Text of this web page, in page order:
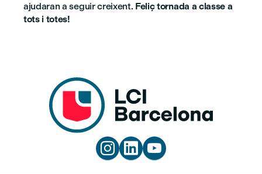
ajudaran a seguir creixent. Feliç tornada a classe a
tots i totes!
  